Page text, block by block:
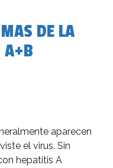
DE LA
A+B
aparecen
el virus. Sin
hepatitis A